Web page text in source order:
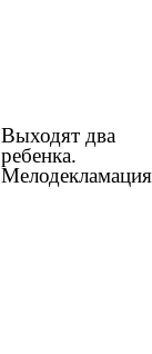
Выходят два
ребенка.
Мелодекламация